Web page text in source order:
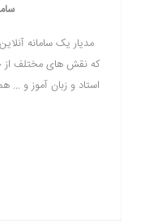
مدیار یک سامانه
که نقش های مختلف از
استاد و زبان آموز و ...